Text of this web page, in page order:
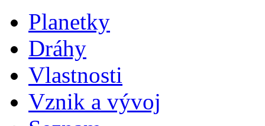
Planetky
Dráhy
Vlastnosti
Vznik a vývoj